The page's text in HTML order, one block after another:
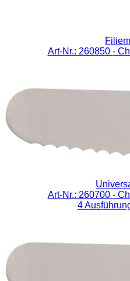
Art-Nr.: 260850 -
Art-Nr.: 260700 -
4